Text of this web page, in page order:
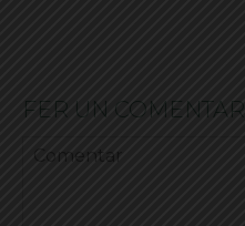
FER UN COMENTARI